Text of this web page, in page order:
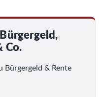
Co.
Bürgergeld & Rente